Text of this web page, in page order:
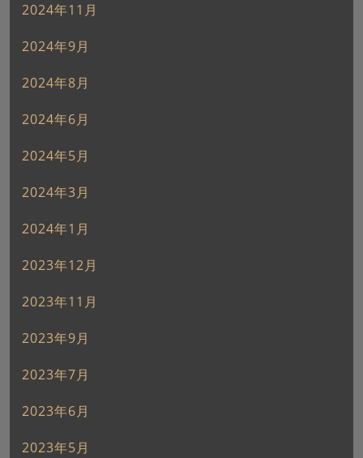
2024年11月
2024年9月
2024年8月
2024年6月
2024年5月
2024年3月
2024年1月
2023年12月
2023年11月
2023年9月
2023年7月
2023年6月
2023年5月